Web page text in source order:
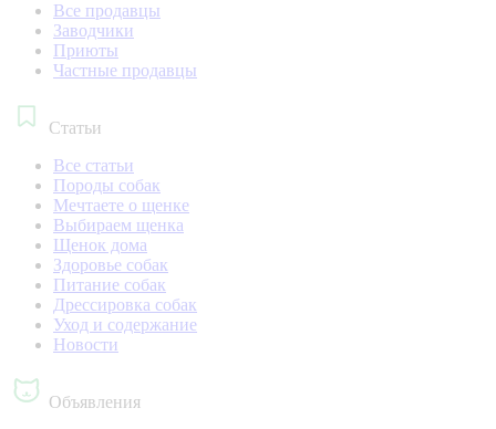
Все продавцы
Заводчики
Приюты
Частные продавцы
Статьи
Все статьи
Породы собак
Мечтаете о щенке
Выбираем щенка
Щенок дома
Здоровье собак
Питание собак
Дрессировка собак
Уход и содержание
Новости
Объявления